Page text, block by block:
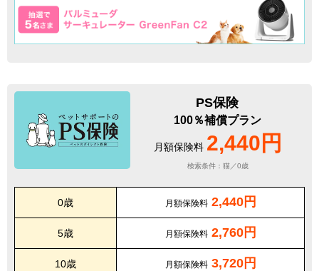
PS保険
100％補償プラン
月額保険料 2,440円
検索条件：猫／0歳
0歳 月額保険料 2,440円
5歳 月額保険料 2,760円
10歳 月額保険料 3,720円